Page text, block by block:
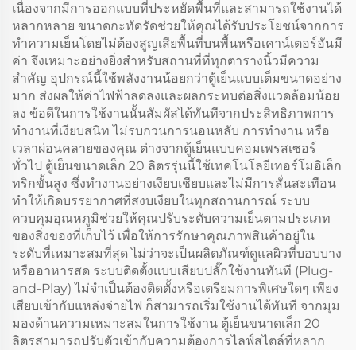
เนื่องจากมีการออกแบบที่ประหยัดพื้นที่และสามารถใช้งานได้
หลากหลาย ขนาดกะทัดรัดช่วยให้คุณได้รับประโยชน์จากการ
ทำความเย็นโดยไม่ต้องสูญเสียพื้นที่บนพื้นหรือเคาน์เตอร์อันมี
ค่า จึงเหมาะอย่างยิ่งสำหรับสถานที่ที่ทุกตารางนิ้วมีความ
สำคัญ อุปกรณ์นี้ใช้พลังงานน้อยกว่าตู้เย็นแบบเต็มขนาดอย่าง
มาก ส่งผลให้ค่าไฟฟ้าลดลงและผลกระทบต่อสิ่งแวดล้อมน้อย
ลง ข้อดีในการใช้งานนั้นสัมผัสได้ทันทีจากประสิทธิภาพการ
ทำงานที่เงียบสนิท ไม่รบกวนการนอนหลับ การทำงาน หรือ
เวลาผ่อนคลายของคุณ ต่างจากตู้เย็นแบบคอมเพรสเซอร์
ทั่วไป ตู้เย็นขนาดเล็ก 20 ลิตรรุ่นนี้ใช้เทคโนโลยีเทอร์โมอิเล็ก
ทริกขั้นสูง ซึ่งทำงานอย่างเงียบเชียบและไม่มีการสั่นสะเทือน
ทำให้เกิดบรรยากาศที่สงบเงียบในทุกสถานการณ์ ระบบ
ควบคุมอุณหภูมิช่วยให้คุณปรับระดับความเย็นตามประเภท
ของสิ่งของที่เก็บไว้ เพื่อให้การรักษาคุณภาพสินค้าอยู่ใน
ระดับที่เหมาะสมที่สุด ไม่ว่าจะเป็นผลิตภัณฑ์ดูแลผิวที่บอบบาง
หรืออาหารสด ระบบติดตั้งแบบเสียบปลั๊กใช้งานทันที (Plug-
and-Play) ไม่จำเป็นต้องติดตั้งหรือเตรียมการพิเศษใดๆ เพียง
เสียบเข้ากับแหล่งจ่ายไฟ ก็สามารถเริ่มใช้งานได้ทันที จากมุม
มองด้านความเหมาะสมในการใช้งาน ตู้เย็นขนาดเล็ก 20
ลิตรสามารถปรับตัวเข้ากับความต้องการไลฟ์สไตล์ที่หลาก